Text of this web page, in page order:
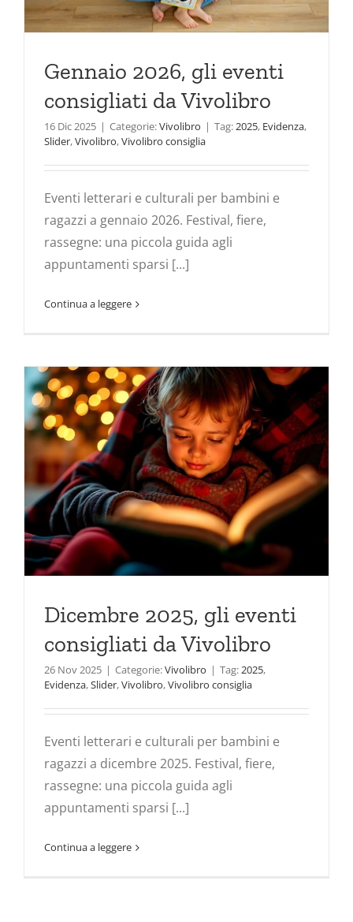
Gennaio 2026, gli eventi
consigliati da Vivolibro
16 Dic 2025 | Categorie:Vivolibro | Tag:2025, Evidenza,
Slider,Vivolibro,Vivolibro consiglia
Eventi letterari e culturali per bambini e
ragazzi a gennaio 2026. Festival, fiere,
rassegne: una piccola guida agli
appuntamenti sparsi [...]
Continua a leggere
Dicembre 2025, gli eventi
consigliati da Vivolibro
26 Nov 2025 | Categorie:Vivolibro | Tag:2025,
Evidenza,Slider,Vivolibro,Vivolibro consiglia
Eventi letterari e culturali per bambini e
ragazzi a dicembre 2025. Festival, fiere,
rassegne: una piccola guida agli
appuntamenti sparsi [...]
Continua a leggere